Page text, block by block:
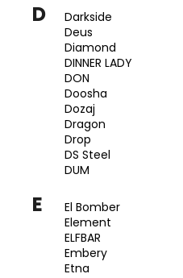
D
Darkside
Deus
Diamond
DINNER LADY
DON
Doosha
Dozaj
Dragon
Drop
DS Steel
DUM
E
El Bomber
Element
ELFBAR
Embery
Etna